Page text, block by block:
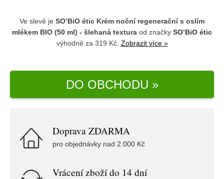
Ve slevě je SO’BiO étic Krém noční regenerační s oslím
mlékem BIO (50 ml) - šlehaná textura od značky SO’BiO étic
výhodně za 319 Kč. Zobrazit více »
DO OBCHODU »
Doprava ZDARMA
pro objednávky nad 2.000 Kč
Vrácení zboží do 14 dní